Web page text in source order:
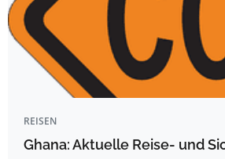
REISEN
Ghana: Aktuelle Reise- und